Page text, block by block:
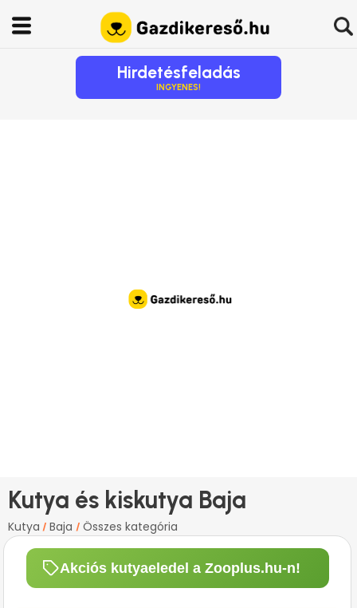
Hirdetésfeladás
INGYENES!
Kutya és kiskutya Baja
Kutya / Baja / Összes kategória
Akciós kutyaeledel a Zooplus.hu-n!